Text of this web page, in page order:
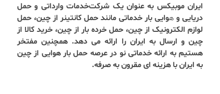
ایران موبیکس به عنوان یک شرکت‌خدمات وارداتی و حمل
دریایی و هوایی بار خدماتی مانند حمل کانتینر از چین، حمل
لوازم الکترونیک از چین، حمل خرده بار از چین، خرید کالا از
چین و ارسال به ایران را ارائه می دهد. همچنین مفتخر
هستیم به ارائه خدماتی نو در عرصه حمل بار هوایی از چین
به ایران با هزینه ای مقرون به صرفه.